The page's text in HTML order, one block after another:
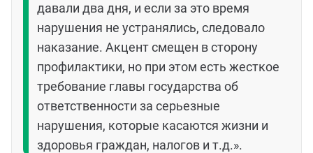
давали два дня, и если за это время
нарушения не устранялись, следовало
наказание. Акцент смещен в сторону
профилактики, но при этом есть жесткое
требование главы государства об
ответственности за серьезные
нарушения, которые касаются жизни и
здоровья граждан, налогов и т.д.».